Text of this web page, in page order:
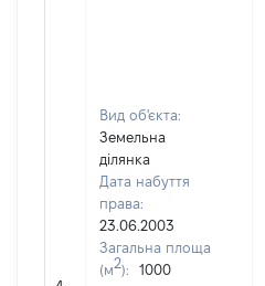
Вид об'єкта:
Земельна
ділянка
Дата набуття
права:
23.06.2003
Загальна площа
(м2):
1000